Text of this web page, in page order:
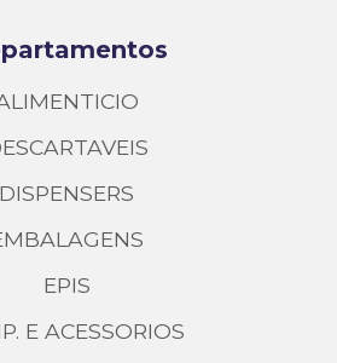
DISPENSERS
EPIS
E ACESSORIOS